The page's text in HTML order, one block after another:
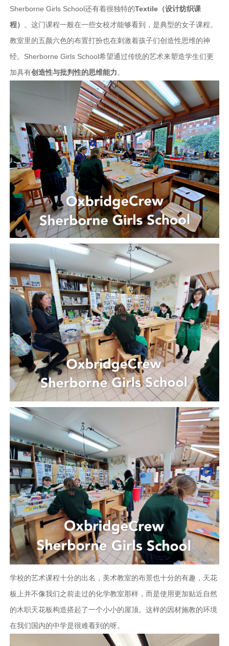
Sherborne Girls School还有着很独特的Textile（设计纺织课
程）
。这门课程一般在一些女校才能够看到，是典型的女子课程。
教室里的五颜六色的布置打扮也在刺激着孩子们创造性思维的神
经。Sherborne Girls School希望通过传统的艺术来塑造学生们更
加具有创造性与批判性的思维能力。
学校的艺术课程十分的出名，美术教室的布景也十分的有趣，天花
板上并不像我们之前走过的化学教室那样，而是使用更加贴近自然
的木职天花板构造搭起了一个小小的屋顶。这样的因材施教的环境
在我们国内的中学是很难看到的呀。